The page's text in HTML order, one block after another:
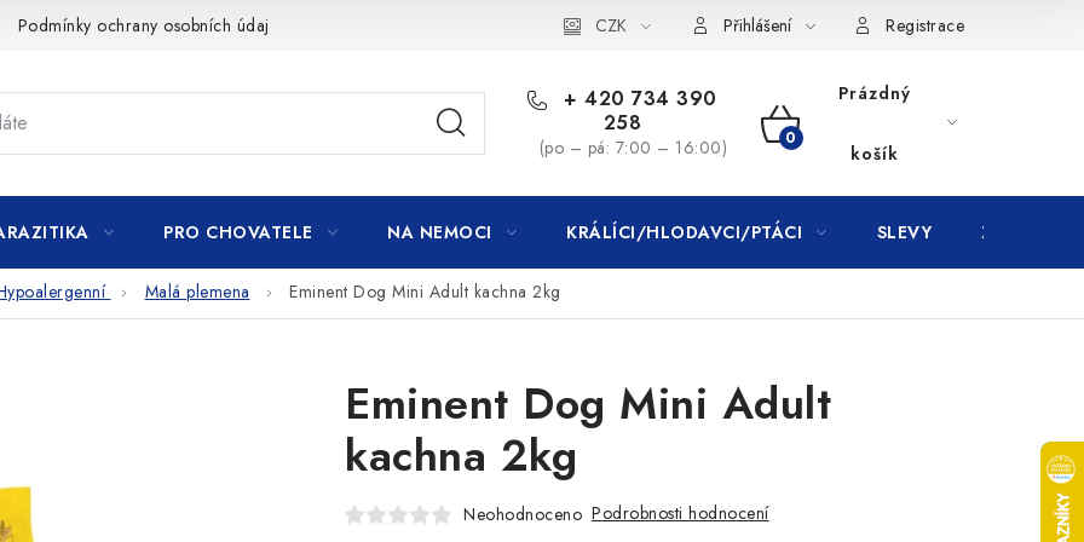
Podmínky ochrany osobních údajů CZK Přihlášení Registrace
+ 420 734 390
258
(po – pá: 7:00 – 16:00)
NÁKUPNÍ
KOŠÍK
Prázdný
košík
PRO CHOVATELE NA NEMOCI KRÁLÍCI/HLODAVCI/PTÁCI SLEVY ZNAČKY
Malá plemena Eminent Dog Mini Adult kachna 2kg
Eminent Dog Mini Adult
kachna 2kg
Neohodnoceno Podrobnosti hodnocení